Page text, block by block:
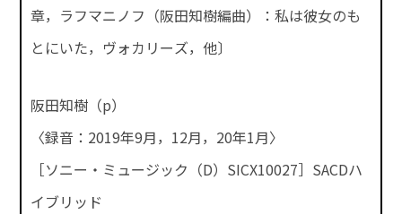
章，ラフマニノフ（阪田知樹編曲）：私は彼女のも
とにいた，ヴォカリーズ，他〕
阪田知樹（p）
〈録音：2019年9月，12月，20年1月〉
［ソニー・ミュージック（D）SICX10027］SACDハ
イブリッド